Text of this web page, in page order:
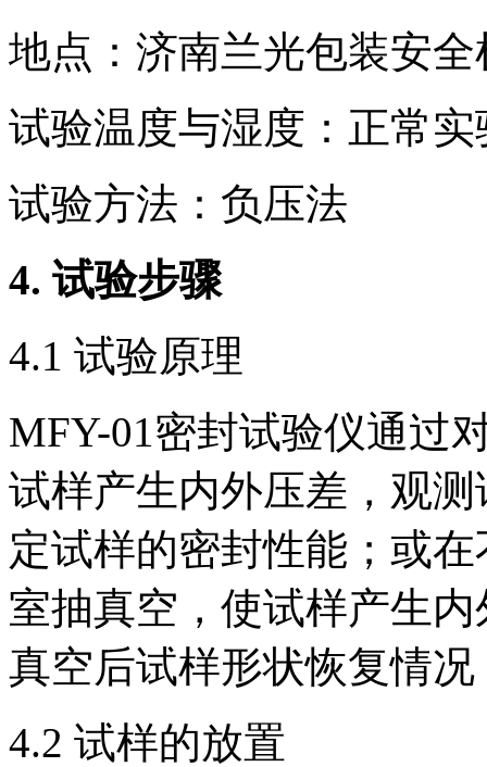
地点：济南兰光包装安
试验温度与湿度：正常
试验方法：负压法
4. 试验步骤
4.1 试验原理
MFY-01密封试验仪通过
试样产生内外压差，观
定试样的密封性能；或
室抽真空，使试样产生
真空后试样形状恢复情
4.2 试样的放置